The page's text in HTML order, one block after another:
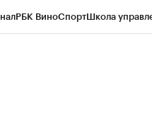
РБК ВиноСпортШкола